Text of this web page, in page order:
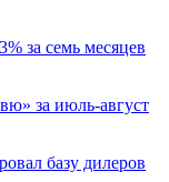
за семь месяцев
за июль-август
базу дилеров